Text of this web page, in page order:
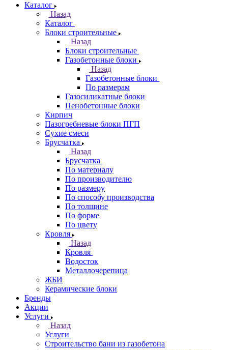
Каталог
Назад
Каталог
Блоки строительные
Назад
Блоки строительные
Газобетонные блоки
Назад
Газобетонные блоки
По размерам
Газосиликатные блоки
Пенобетонные блоки
Кирпич
Пазогребневые блоки ПГП
Сухие смеси
Брусчатка
Назад
Брусчатка
По материалу
По производителю
По размеру
По способу производства
По толщине
По форме
По цвету
Кровля
Назад
Кровля
Водосток
Металлочерепица
ЖБИ
Керамические блоки
Бренды
Акции
Услуги
Назад
Услуги
Строительство бани из газобетона